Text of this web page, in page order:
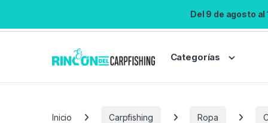
Del 9 de agosto
Categorías
Inicio Carpfishing Ropa